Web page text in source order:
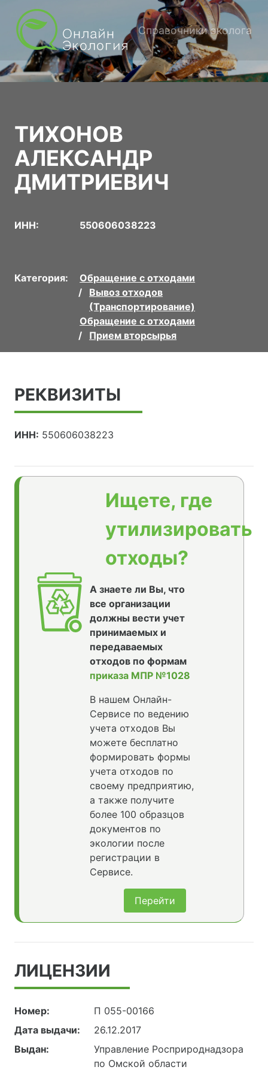
Справочники эколога
ТИХОНОВ
АЛЕКСАНДР
ДМИТРИЕВИЧ
ИНН: 550606038223
Категория:
Обращение с отходами
Вывоз отходов
(Транспортирование)
Обращение с отходами
Прием вторсырья
РЕКВИЗИТЫ
ИНН: 550606038223
Ищете, где
утилизировать
отходы?
А знаете ли Вы, что
все организации
должны вести учет
принимаемых и
передаваемых
отходов по формам
приказа МПР №1028
В нашем Онлайн-
Сервисе по ведению
учета отходов Вы
можете бесплатно
формировать формы
учета отходов по
своему предприятию,
а также получите
более 100 образцов
документов по
экологии после
регистрации в
Сервисе.
Перейти
ЛИЦЕНЗИИ
Номер:
П 055-00166
Дата выдачи:
26.12.2017
Выдан:
Управление Росприроднадзора
по Омской области